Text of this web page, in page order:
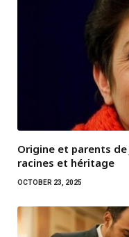
Origine et parents
racines et héritage
OCTOBER 23, 2025